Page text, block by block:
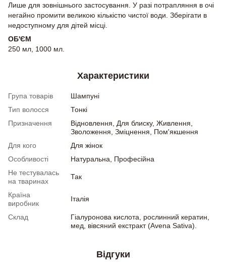
Лише для зовнішнього застосування. У разі потрапляння в очі
негайно промити великою кількістю чистої води. Зберігати в
недоступному для дітей місці.
ОБ'ЄМ
250 мл, 1000 мл.
Характеристики
Група товарів
Шампуні
Тип волосся
Тонкі
Призначення
Відновлення, Для блиску, Живлення,
Зволоження, Зміцнення, Пом'якшення
Для кого
Для жінок
Особливості
Натуральна, Професійна
Не тестувалась
на тваринах
Так
Країна
виробник
Італія
Склад
Гіалуронова кислота, рослинний кератин,
мед, вівсяний екстракт (Avena Sativa).
Відгуки